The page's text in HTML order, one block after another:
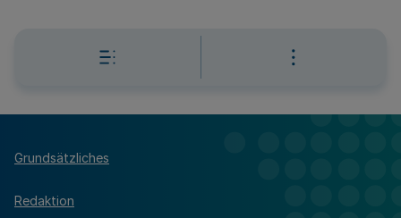
Grundsätzliches
Redaktion